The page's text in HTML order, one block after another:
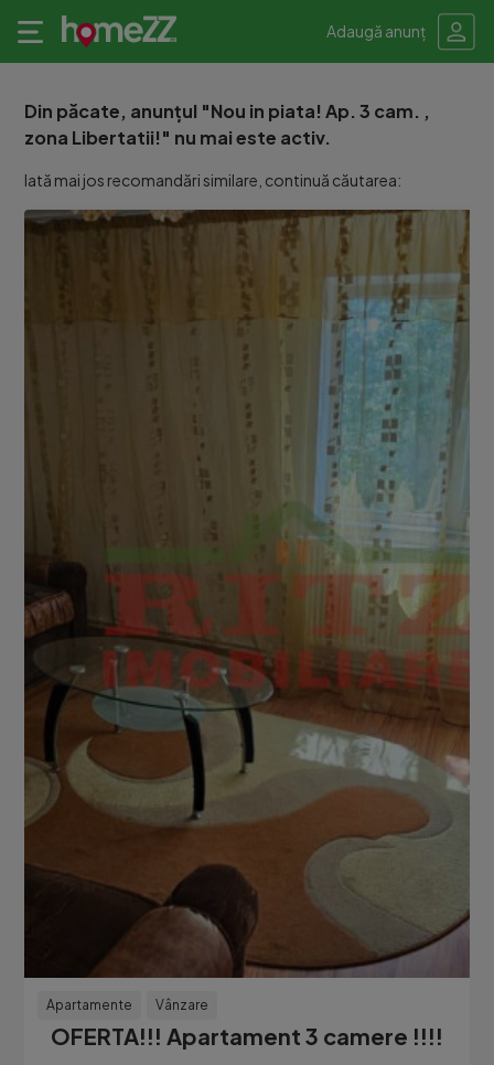
Adaugă anunț
Din păcate, anunțul "Nou in piata! Ap. 3 cam. ,
zona Libertatii!" nu mai este activ.
Iată mai jos recomandări similare, continuă căutarea:
Apartamente Vânzare
OFERTA!!! Apartament 3 camere !!!!